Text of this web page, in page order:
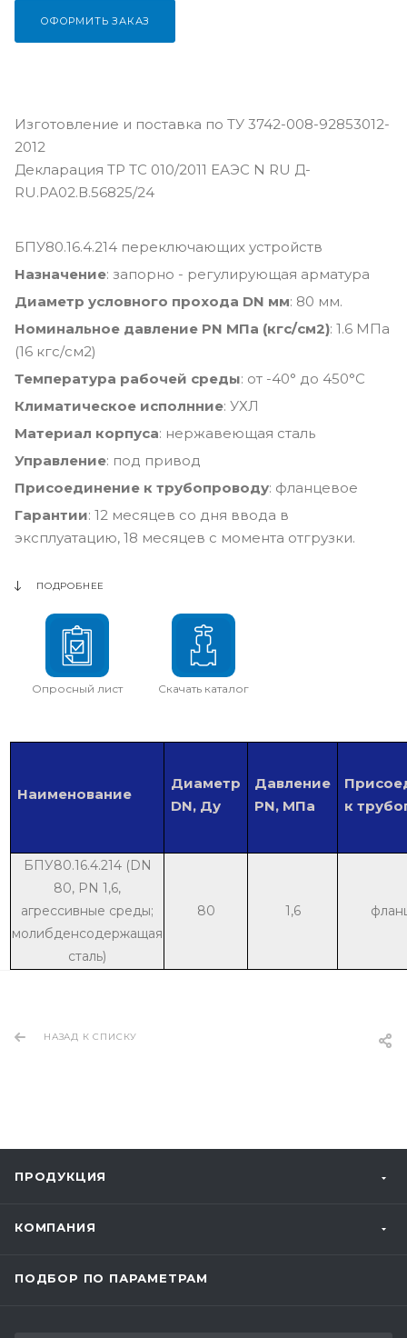
Изготовление и поставка по ТУ 3742-008-92853012-
2012
Декларация ТР ТС 010/2011 ЕАЭС N RU Д-
RU.РА02.В.56825/24
БПУ80.16.4.214 переключающих устройств
Назначение: запорно - регулирующая арматура
Диаметр условного прохода DN мм: 80 мм.
Номинальное давление PN МПа (кгс/см2): 1.6 МПа
(16 кгс/см2)
Температура рабочей среды: от -40° до 450°С
Климатическое исполнние: УХЛ
Материал корпуса: нержавеющая сталь
Управление: под привод
Присоединение к трубопроводу: фланцевое
Гарантии: 12 месяцев со дня ввода в
эксплуатацию, 18 месяцев с момента отгрузки.
ПОДРОБНЕЕ
Опросный лист Скачать каталог
ОФОРМИТЬ ЗАКАЗ
Наименование
Диаметр
DN, Ду
Давление
PN, МПа
к
БПУ80.16.4.214 (DN
80, PN 1,6,
агрессивные среды;
молибденсодержащая
сталь)
80 1,6
НАЗАД К СПИСКУ
ПРОДУКЦИЯ
КОМПАНИЯ
ПОДБОР ПО ПАРАМЕТРАМ